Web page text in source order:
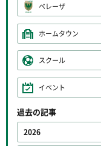
ベレーザ
ホームタウン
スクール
イベント
過去の記事
2026